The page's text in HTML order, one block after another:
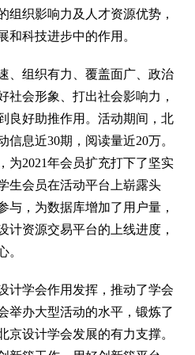
组织影响力及人才资源优势，
和科技进步中的作用。
组织有力、覆盖面广、政治
社会形象、打出社会影响力，
良好助推作用。活动期间，北
息近30期，阅读量近20万。
为2021年会员扩充打下了坚实
生会员在活动平台上崭露头
与，为数据库增加了用户量，
计资源交易平台的上线进度，
。
学会作用发挥，推动了学会
举办大型活动的水平，锻炼了
京设计学会发展的有力支撑。